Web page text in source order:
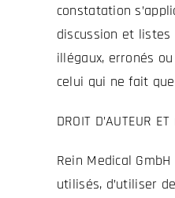
constatation
discussion et
illégaux, erronés
celui qui ne fait
DROIT D’AUTEUR
Rein Medical
utilisés, d’utiliser